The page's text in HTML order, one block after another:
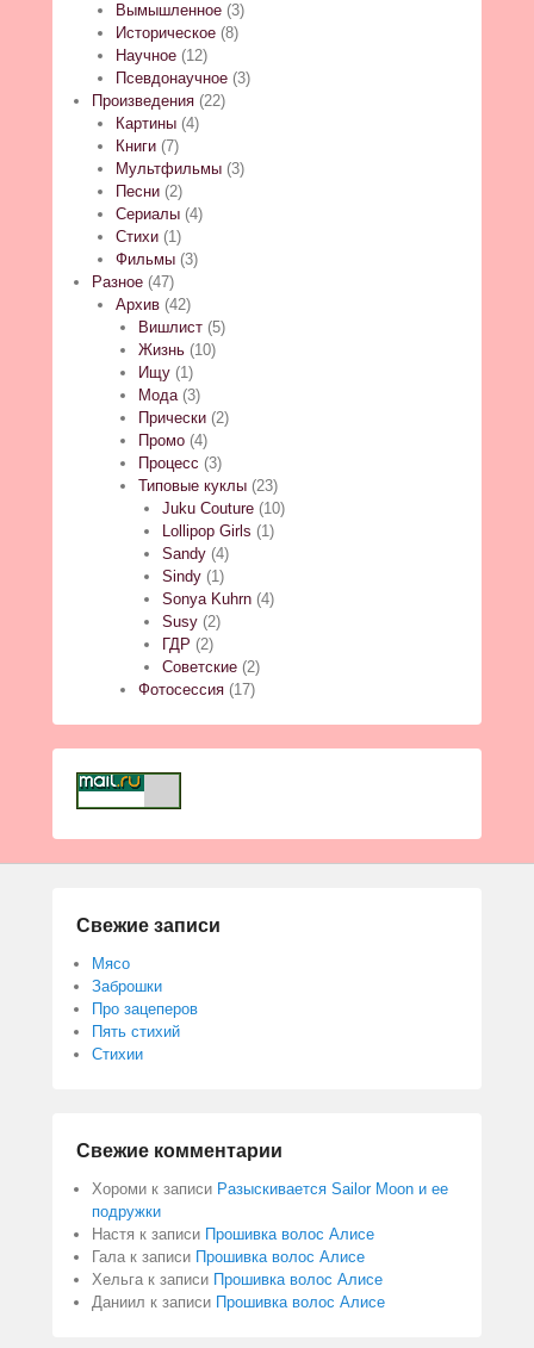
Вымышленное(3)
Историческое(8)
Научное(12)
Псевдонаучное(3)
Произведения (22)
Картины(4)
Книги(7)
Мультфильмы(3)
Песни(2)
Сериалы(4)
Стихи(1)
Фильмы(3)
Разное (47)
Архив(42)
Вишлист (5)
Жизнь (10)
Ищу (1)
Мода(3)
Прически (2)
Промо (4)
Процесс (3)
Типовые куклы (23)
Juku Couture(10)
Lollipop Girls (1)
Sandy(4)
Sindy(1)
Sonya Kuhrn(4)
Susy(2)
ГДР (2)
Советские(2)
Фотосессия (17)
Свежие записи
Мясо
Заброшки
Про зацеперов
Пять стихий
Стихии
Свежие комментарии
Хороми к записи Разыскивается Sailor Moon и ее
подружки
Настя к записи Прошивка волос Алисе
Гала к записи Прошивка волос Алисе
Хельга к записи Прошивка волос Алисе
Даниил к записи Прошивка волос Алисе